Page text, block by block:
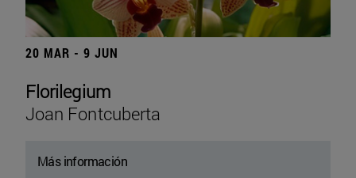
20 MAR - 9 JUN
Florilegium
Joan Fontcuberta
Más información